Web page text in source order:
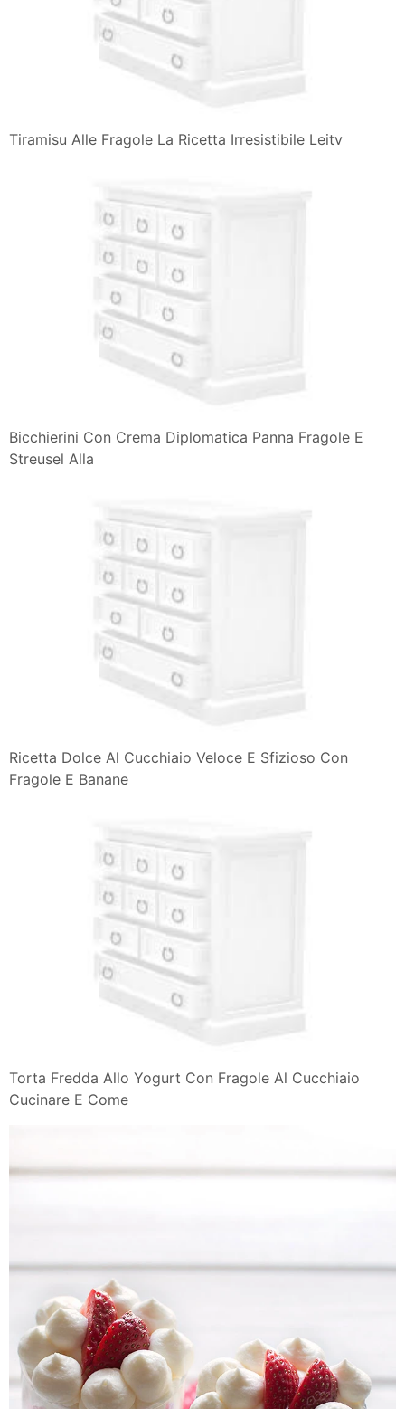
Tiramisu Alle Fragole La Ricetta Irresistibile Leitv
Bicchierini Con Crema Diplomatica Panna Fragole E
Streusel Alla
Ricetta Dolce Al Cucchiaio Veloce E Sfizioso Con
Fragole E Banane
Torta Fredda Allo Yogurt Con Fragole Al Cucchiaio
Cucinare E Come